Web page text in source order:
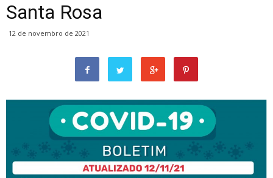
Santa Rosa
12 de novembro de 2021